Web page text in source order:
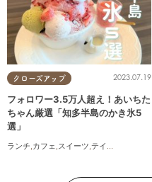
クローズアップ 2023.07.19
フォロワー3.5万人超え！あいちた
ちゃん厳選「知多半島のかき氷5
選」
ランチ カフェ スイーツ テイクアウト